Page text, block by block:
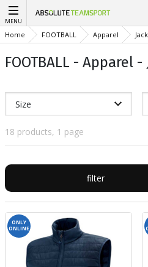
MENU
Home FOOTBALL Apparel
FOOTBALL - Apparel
Size
18 products, 1 page
filter
ONLY
ONLINE